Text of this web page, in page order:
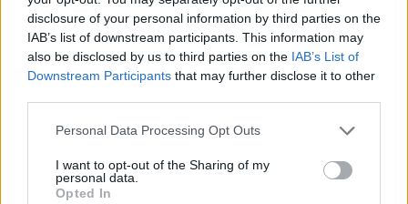
disclosure of your personal information by third parties on the
IAB’s list of downstream participants. This information may
also be disclosed by us to third parties on the IAB’s List of
Downstream Participants that may further disclose it to other
Personal Data Processing Opt Outs
I want to opt-out of the Sharing of my
personal data.
Opted In
támogat uniós pénzből a kormány